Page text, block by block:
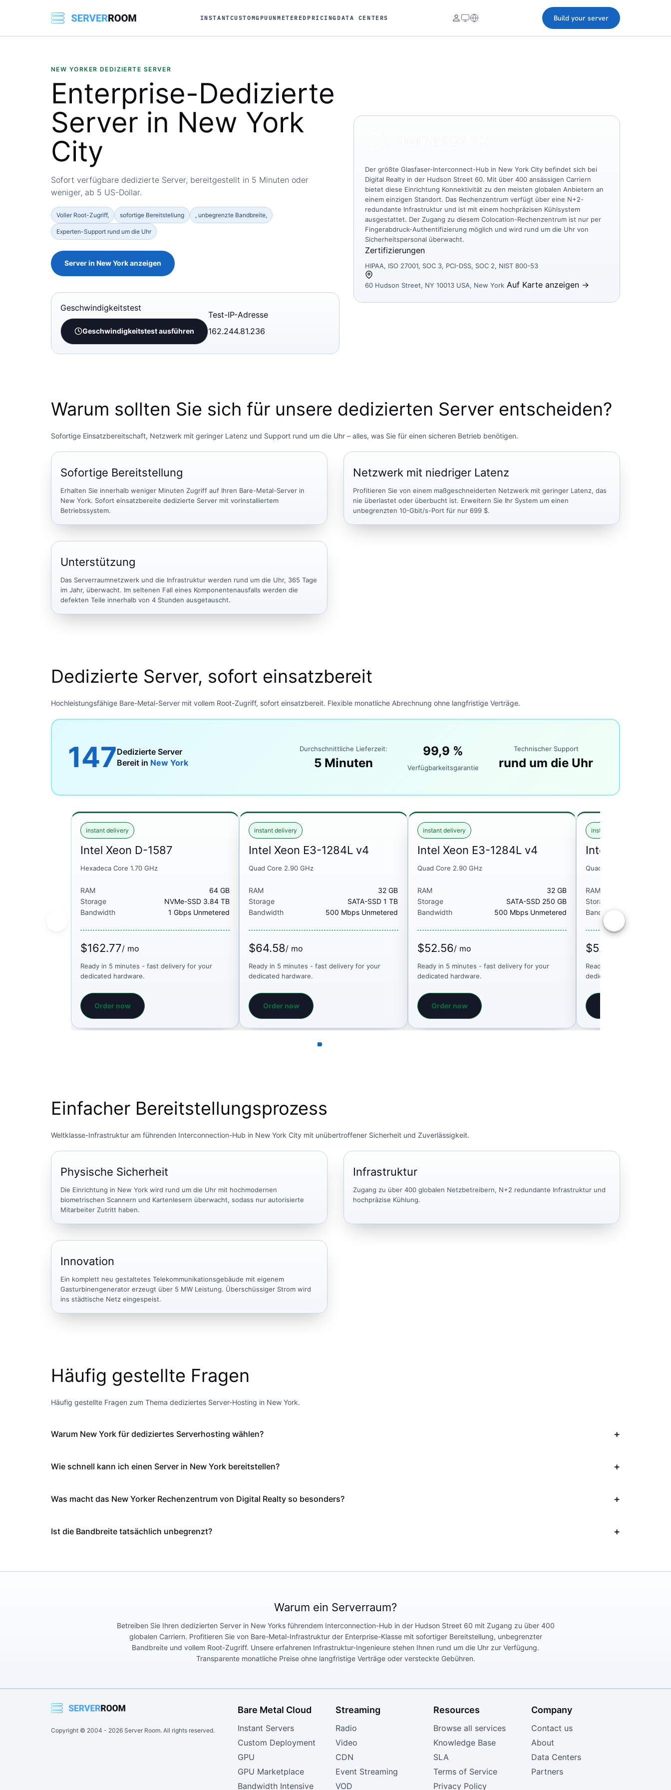
INSTANTCUSTOMGPUUNMETERED PRICING DATA CENTERS Build your server
NEW YORKER DEDIZIERTE SERVER
Enterprise-Dedizierte
Server in New York
City
Sofort verfügbare dedizierte Server, bereitgestellt in 5 Minuten oder
weniger, ab 5 US-Dollar.
Voller Root-Zugriff, sofortige Bereitstellung , unbegrenzte Bandbreite,
Experten-Support rund um die Uhr
Server in New York anzeigen
Geschwindigkeitstest
Geschwindigkeitstest ausführen
Test-IP-Adresse
162.244.81.236
Der größte Glasfaser-Interconnect-Hub in New York City befindet sich bei
Digital Realty in der Hudson Street 60. Mit über 400 ansässigen Carriern
bietet diese Einrichtung Konnektivität zu den meisten globalen Anbietern an
einem einzigen Standort. Das Rechenzentrum verfügt über eine N+2-
redundante Infrastruktur und ist mit einem hochpräzisen Kühlsystem
ausgestattet. Der Zugang zu diesem Colocation-Rechenzentrum ist nur per
Fingerabdruck-Authentifizierung möglich und wird rund um die Uhr von
Sicherheitspersonal überwacht.
Zertifizierungen
HIPAA, ISO 27001, SOC 3, PCI-DSS, SOC 2, NIST 800-53
60 Hudson Street, NY 10013 USA, New York Auf Karte anzeigen →
Warum sollten Sie sich für unsere dedizierten Server entscheiden?
Sofortige Einsatzbereitschaft, Netzwerk mit geringer Latenz und Support rund um die Uhr – alles, was Sie für einen sicheren Betrieb benötigen.
Sofortige Bereitstellung
Erhalten Sie innerhalb weniger Minuten Zugriff auf Ihren Bare-Metal-Server in
New York. Sofort einsatzbereite dedizierte Server mit vorinstalliertem
Betriebssystem.
Netzwerk mit niedriger Latenz
Profitieren Sie von einem maßgeschneiderten Netzwerk mit geringer Latenz, das
nie überlastet oder überbucht ist. Erweitern Sie Ihr System um einen
unbegrenzten 10-Gbit/s-Port für nur 699 $.
Unterstützung
Das Serverraumnetzwerk und die Infrastruktur werden rund um die Uhr, 365 Tage
im Jahr, überwacht. Im seltenen Fall eines Komponentenausfalls werden die
defekten Teile innerhalb von 4 Stunden ausgetauscht.
Dedizierte Server, sofort einsatzbereit
Hochleistungsfähige Bare-Metal-Server mit vollem Root-Zugriff, sofort einsatzbereit. Flexible monatliche Abrechnung ohne langfristige Verträge.
147Dedizierte Server
Bereit in New York
Durchschnittliche Lieferzeit:
5 Minuten
99,9 %
Verfügbarkeitsgarantie
Technischer Support
rund um die Uhr
instant delivery
Intel Xeon D-1587
Hexadeca Core 1.70 GHz
RAM
64 GB
Storage
NVMe-SSD 3.84 TB
Bandwidth
1 Gbps Unmetered
$162.77/ mo
Ready in 5 minutes - fast delivery for your
dedicated hardware.
Order now
instant delivery
Intel Xeon E3-1284L v4
Quad Core 2.90 GHz
RAM
32 GB
Storage
SATA-SSD 1 TB
Bandwidth
500 Mbps Unmetered
$64.58/ mo
Ready in 5 minutes - fast delivery for your
dedicated hardware.
Order now
instant delivery
Intel Xeon E3-1284L v4
Quad Core 2.90 GHz
RAM
32 GB
Storage
SATA-SSD 250 GB
Bandwidth
500 Mbps Unmetered
$52.56/ mo
Ready in 5 minutes - fast delivery for your
dedicated hardware.
Order now
instant delivery
Intel Xeon E3-
Quad Core 2.90 GHz
RAM
Storage
Bandwidth
$52.57
Ready in 5 minutes - fast
dedicated hardware.
Einfacher Bereitstellungsprozess
Weltklasse-Infrastruktur am führenden Interconnection-Hub in New York City mit unübertroffener Sicherheit und Zuverlässigkeit.
Physische Sicherheit
Die Einrichtung in New York wird rund um die Uhr mit hochmodernen
biometrischen Scannern und Kartenlesern überwacht, sodass nur autorisierte
Mitarbeiter Zutritt haben.
Infrastruktur
Zugang zu über 400 globalen Netzbetreibern, N+2 redundante Infrastruktur und
hochpräzise Kühlung.
Innovation
Ein komplett neu gestaltetes Telekommunikationsgebäude mit eigenem
Gasturbinengenerator erzeugt über 5 MW Leistung. Überschüssiger Strom wird
ins städtische Netz eingespeist.
Häufig gestellte Fragen
Häufig gestellte Fragen zum Thema dediziertes Server-Hosting in New York.
Warum New York für dediziertes Serverhosting wählen?
Wie schnell kann ich einen Server in New York bereitstellen?
Was macht das New Yorker Rechenzentrum von Digital Realty so besonders?
Ist die Bandbreite tatsächlich unbegrenzt?
Warum ein Serverraum?
Betreiben Sie Ihren dedizierten Server in New Yorks führendem Interconnection-Hub in der Hudson Street 60 mit Zugang zu über 400
globalen Carriern. Profitieren Sie von Bare-Metal-Infrastruktur der Enterprise-Klasse mit sofortiger Bereitstellung, unbegrenzter
Bandbreite und vollem Root-Zugriff. Unsere erfahrenen Infrastruktur-Ingenieure stehen Ihnen rund um die Uhr zur Verfügung.
Transparente monatliche Preise ohne langfristige Verträge oder versteckte Gebühren.
Copyright © 2004 - 2026 Server Room. All rights reserved.
Bare Metal Cloud
Instant Servers
Custom Deployment
GPU
GPU Marketplace
Bandwidth Intensive
Streaming
Radio
Video
CDN
Event Streaming
VOD
Resources
Browse all services
Knowledge Base
SLA
Terms of Service
Privacy Policy
Company
Contact us
About
Data Centers
Partners